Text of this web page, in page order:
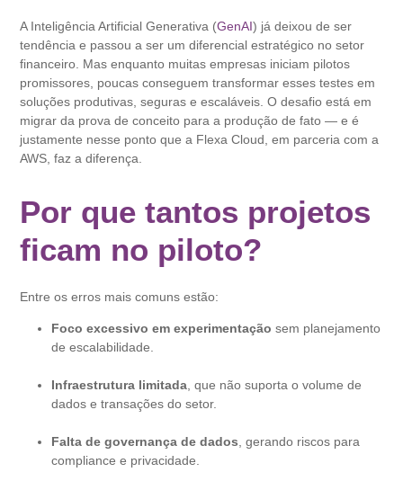
A Inteligência Artificial Generativa (GenAI) já deixou de ser
tendência e passou a ser um diferencial estratégico no setor
financeiro. Mas enquanto muitas empresas iniciam pilotos
promissores, poucas conseguem transformar esses testes em
soluções produtivas, seguras e escaláveis. O desafio está em
migrar da prova de conceito para a produção de fato — e é
justamente nesse ponto que a Flexa Cloud, em parceria com a
AWS, faz a diferença.
Por que tantos projetos
ficam no piloto?
Entre os erros mais comuns estão:
Foco excessivo em experimentação sem planejamento
de escalabilidade.
Infraestrutura limitada , que não suporta o volume de
dados e transações do setor.
Falta de governança de dados , gerando riscos para
compliance e privacidade.